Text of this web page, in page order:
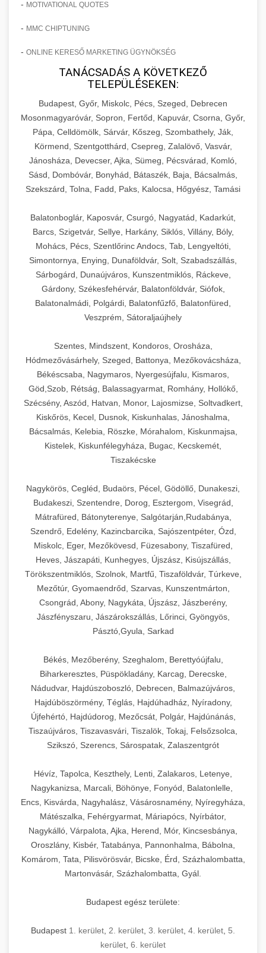
- MOTIVATIONAL QUOTES
- MMC CHIPTUNING
- ONLINE KERESŐ MARKETING ÜGYNÖKSÉG
TANÁCSADÁS A KÖVETKEZŐ
TELEPÜLÉSEKEN:
Budapest, Győr, Miskolc, Pécs, Szeged, Debrecen
Mosonmagyaróvár, Sopron, Fertőd, Kapuvár, Csorna, Győr,
Pápa, Celldömölk, Sárvár, Kőszeg, Szombathely, Ják,
Körmend, Szentgotthárd, Csepreg, Zalalövő, Vasvár,
Jánosháza, Devecser, Ajka, Sümeg, Pécsvárad, Komló,
Sásd, Dombóvár, Bonyhád, Bátaszék, Baja, Bácsalmás,
Szekszárd, Tolna, Fadd, Paks, Kalocsa, Hőgyész, Tamási
Balatonboglár, Kaposvár, Csurgó, Nagyatád, Kadarkút,
Barcs, Szigetvár, Sellye, Harkány, Siklós, Villány, Bóly,
Mohács, Pécs, Szentlőrinc Andocs, Tab, Lengyeltóti,
Simontornya, Enying, Dunaföldvár, Solt, Szabadszállás,
Sárbogárd, Dunaújváros, Kunszentmiklós, Ráckeve,
Gárdony, Székesfehérvár, Balatonföldvár, Siófok,
Balatonalmádi, Polgárdi, Balatonfűzfő, Balatonfüred,
Veszprém, Sátoraljaújhely
Szentes, Mindszent, Kondoros, Orosháza,
Hódmezővásárhely, Szeged, Battonya, Mezőkovácsháza,
Békéscsaba, Nagymaros, Nyergesújfalu, Kismaros,
Göd,Szob, Rétság, Balassagyarmat, Romhány, Hollókő,
Szécsény, Aszód, Hatvan, Monor, Lajosmizse, Soltvadkert,
Kiskőrös, Kecel, Dusnok, Kiskunhalas, Jánoshalma,
Bácsalmás, Kelebia, Röszke, Mórahalom, Kiskunmajsa,
Kistelek, Kiskunfélegyháza, Bugac, Kecskemét,
Tiszakécske
Nagykörös, Cegléd, Budaörs, Pécel, Gödöllő, Dunakeszi,
Budakeszi, Szentendre, Dorog, Esztergom, Visegrád,
Mátrafüred, Bátonyterenye, Salgótarján,Rudabánya,
Szendrő, Edelény, Kazincbarcika, Sajószentpéter, Ózd,
Miskolc, Eger, Mezőkövesd, Füzesabony, Tiszafüred,
Heves, Jászapáti, Kunhegyes, Újszász, Kisújszállás,
Törökszentmiklós, Szolnok, Martfű, Tiszaföldvár, Túrkeve,
Mezőtúr, Gyomaendrőd, Szarvas, Kunszentmárton,
Csongrád, Abony, Nagykáta, Újszász, Jászberény,
Jászfényszaru, Jászárokszállás, Lőrinci, Gyöngyös,
Pásztó,Gyula, Sarkad
Békés, Mezőberény, Szeghalom, Berettyóújfalu,
Biharkeresztes, Püspökladány, Karcag, Derecske,
Nádudvar, Hajdúszoboszló, Debrecen, Balmazújváros,
Hajdúböszörmény, Téglás, Hajdúhadház, Nyíradony,
Újfehértó, Hajdúdorog, Mezőcsát, Polgár, Hajdúnánás,
Tiszaújváros, Tiszavasvári, Tiszalök, Tokaj, Felsőzsolca,
Szikszó, Szerencs, Sárospatak, Zalaszentgrót
Hévíz, Tapolca, Keszthely, Lenti, Zalakaros, Letenye,
Nagykanizsa, Marcali, Böhönye, Fonyód, Balatonlelle,
Encs, Kisvárda, Nagyhalász, Vásárosnamény, Nyíregyháza,
Mátészalka, Fehérgyarmat, Máriapócs, Nyírbátor,
Nagykálló, Várpalota, Ajka, Herend, Mór, Kincsesbánya,
Oroszlány, Kisbér, Tatabánya, Pannonhalma, Bábolna,
Komárom, Tata, Pilisvörösvár, Bicske, Érd, Százhalombatta,
Martonvásár, Százhalombatta, Gyál.
Budapest egész területe:
Budapest 1. kerület 2. kerület 3. kerület 4. kerület 5.
kerület 6. kerület